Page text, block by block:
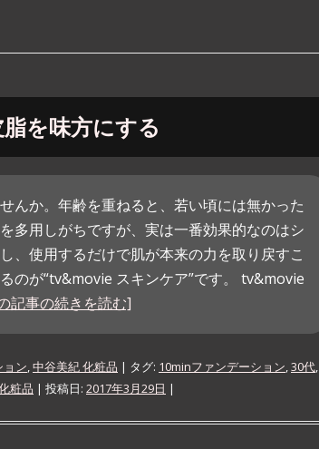
を味方にする
んか。年齢を重ねると、若い頃には無かった
多用しがちですが、実は一番効果的なのはシ
、使用するだけで肌が本来の力を取り戻すこ
のが“tv&movie スキンケア”です。 tv&movie
記事の続きを読む]
ョン,中谷美紀 化粧品 | タグ: 10minファンデーション,30代,
粧品 | 投稿日: 2017年3月29日 |